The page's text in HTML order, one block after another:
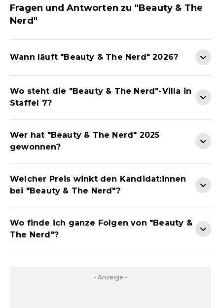
Fragen und Antworten zu "Beauty & The
Nerd"
Wann läuft "Beauty & The Nerd" 2026?
Wo steht die "Beauty & The Nerd"-Villa in
Staffel 7?
Wer hat "Beauty & The Nerd" 2025
gewonnen?
Welcher Preis winkt den Kandidat:innen
bei "Beauty & The Nerd"?
Wo finde ich ganze Folgen von "Beauty &
The Nerd"?
- Anzeige -